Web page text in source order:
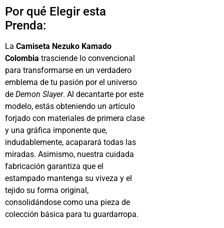
Por qué Elegir esta
Prenda:
La Camiseta Nezuko Kamado
Colombia trasciende lo convencional
para transformarse en un verdadero
emblema de tu pasión por el universo
de Demon Slayer. Al decantarte por este
modelo, estás obteniendo un artículo
forjado con materiales de primera clase
y una gráfica imponente que,
indudablemente, acaparará todas las
miradas. Asimismo, nuestra cuidada
fabricación garantiza que el
estampado mantenga su viveza y el
tejido su forma original,
consolidándose como una pieza de
colección básica para tu guardarropa.